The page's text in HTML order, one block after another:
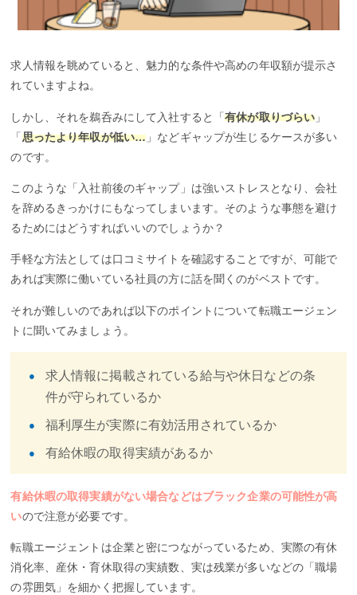
求人情報を眺めていると、魅力的な条件や高めの年収額が提示さ
れていますよね。
しかし、それを鵜呑みにして入社すると「有休が取りづらい 」
「 思ったより年収が低い… 」などギャップが生じるケースが多い
のです。
このような「入社前後のギャップ」は強いストレスとなり、会社
を辞めるきっかけにもなってしまいます。そのような事態を避け
るためにはどうすればいいのでしょうか？
手軽な方法としては口コミサイトを確認することですが、可能で
あれば実際に働いている社員の方に話を聞くのがベストです。
それが難しいのであれば以下のポイントについて転職エージェン
トに聞いてみましょう。
求人情報に掲載されている給与や休日などの条
件が守られているか
福利厚生が実際に有効活用されているか
有給休暇の取得実績があるか
有給休暇の取得実績がない場合などはブラック企業の可能性が高
いので注意が必要です。
転職エージェントは企業と密につながっているため、実際の有休
消化率、産休・育休取得の実績数、実は残業が多いなどの「職場
の雰囲気」を細かく把握しています。